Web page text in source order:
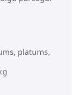
platums,